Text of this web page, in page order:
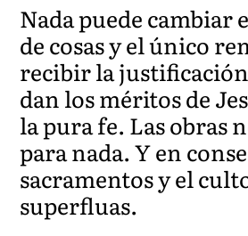
Nada puede cambiar
de cosas y el único
recibir la
dan los méritos de
la pura fe. Las obras
para nada. Y en
sacramentos y el
superfluas.